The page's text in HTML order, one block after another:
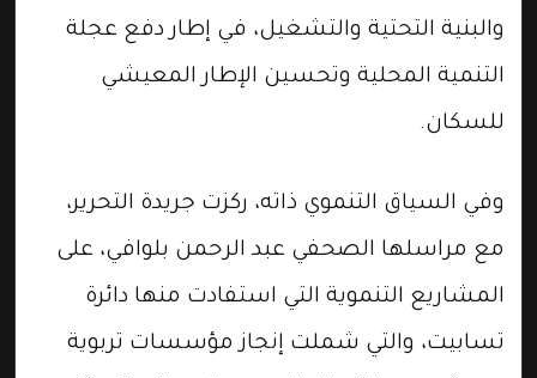
والبنية التحتية والتشغيل، في إطار دفع عجلة
التنمية المحلية وتحسين الإطار المعيشي
للسكان.
وفي السياق التنموي ذاته، ركزت جريدة التحرير،
مع مراسلها الصحفي عبد الرحمن بلوافي، على
المشاريع التنموية التي استفادت منها دائرة
تسابيت، والتي شملت إنجاز مؤسسات تربوية